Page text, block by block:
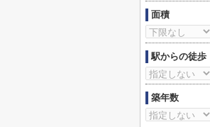
面積
駅からの徒歩
築年数